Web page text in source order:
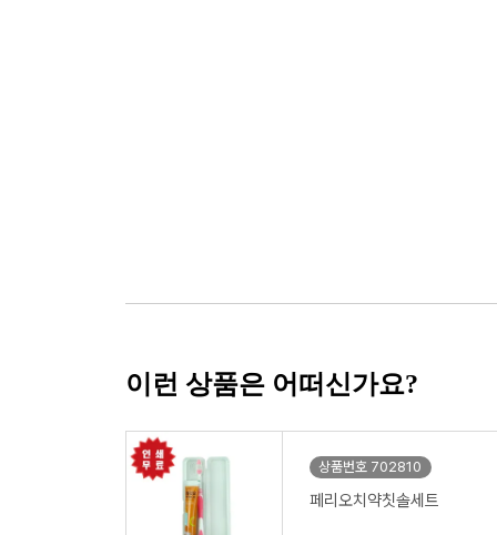
이런 상품은 어떠신가요?
상품번호 702810
페리오치약칫솔세트